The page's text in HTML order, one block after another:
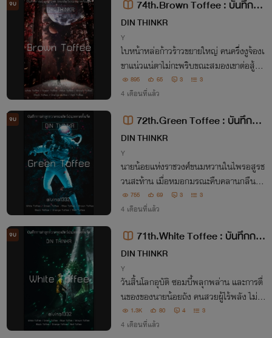
จบ
74th.Brown Toffee : บันทึกกา
รล่าลูกกวาด ของสัตว์ประหลาดทั้งเ
จ็ด
DIN THINKR
Y
ใบหน้าหล่อก้าวร้าวขยายใหญ่ คนครึ่งงูจ้องเ
ขาแน่วแน่ตาไม่กะพริบขณะสมองเขาต่อสู้ดุเ
ดือดว่าอยู่นิ่งๆในคำเดียวหรือควรต่อสู้พอเป็
นพิธีเพื่อกู้ศักดิ์ศรีความเป็นคน
895 65 3 3
4 เดือนที่แล้ว
จบ
72th.Green Toffee : บันทึกกา
รล่าลูกกวาด ของสัตว์ประหลาดทั้งเ
จ็ด
DIN THINKR
Y
นายน้อยแห่งราชวงศ์ขนมหวานในไพรอสูรช
วนสะท้าน เมื่อหมอกมรณะคืบคลานกลืนกิน
ผู้บุกรุก เนื้อเยื่อและเครื่องในแตกกระจาย มั
นใช้เลือดล้างแผ่นดิน!
755 69 3 3
4 เดือนที่แล้ว
จบ
71th.White Toffee : บันทึกการ
ล่าลูกกวาดของสัตว์ประหลาดทั้งเจ็
ด
DIN THINKR
Y
วันสิ้นโลกอุบัติ ซอมบี้พลุกพล่าน และการตื่
นของของนายน้อยถัง คนสวยผู้ไร้พลัง ไม่มี
ทักษะเอาตัวรอด ไม่มีต้นขาให้กอดแบบในนิย
าย แต่ในโชคร้ายแอบมีโชคดี สิ่งที่เขามีคือเชื้อ
1.3K 80 4 3
4 เดือนที่แล้ว